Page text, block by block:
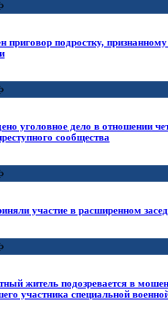
приговор подростку,
уголовное дело в отношении
сообщества
участие в расширенном
житель подозревается в
участника специальной